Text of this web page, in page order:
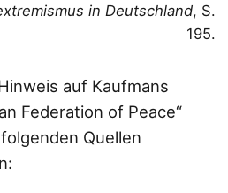
in Deutschland, S.
195.
auf Kaufmans
Federation of Peace“
Quellen